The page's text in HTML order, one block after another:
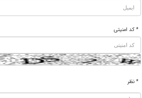
* کد امنیتی
* نظر